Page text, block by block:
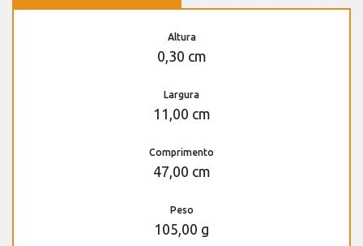
Altura
0,30 cm
Largura
11,00 cm
Comprimento
47,00 cm
Peso
105,00 g